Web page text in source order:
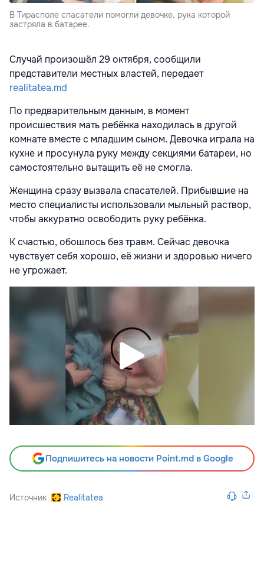
В Тирасполе спасатели помогли девочке, рука которой
застряла в батарее.
Случай произошёл 29 октября, сообщили
представители местных властей, передает
realitatea.md
По предварительным данным, в момент
происшествия мать ребёнка находилась в другой
комнате вместе с младшим сыном. Девочка играла на
кухне и просунула руку между секциями батареи, но
самостоятельно вытащить её не смогла.
Женщина сразу вызвала спасателей. Прибывшие на
место специалисты использовали мыльный раствор,
чтобы аккуратно освободить руку ребёнка.
К счастью, обошлось без травм. Сейчас девочка
чувствует себя хорошо, её жизни и здоровью ничего
не угрожает.
Подпишитесь на новости Point.md в Google
Источник Realitatea